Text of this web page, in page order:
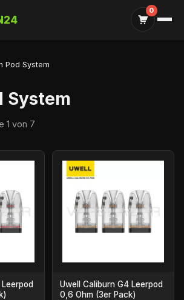
0
Pod System
System
1 von 7
Uwell Caliburn G4 Leerpod
0,6 Ohm (3er Pack)